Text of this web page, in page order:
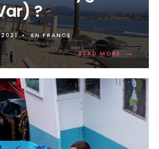
?
• EN FRANCE
READ MORE →